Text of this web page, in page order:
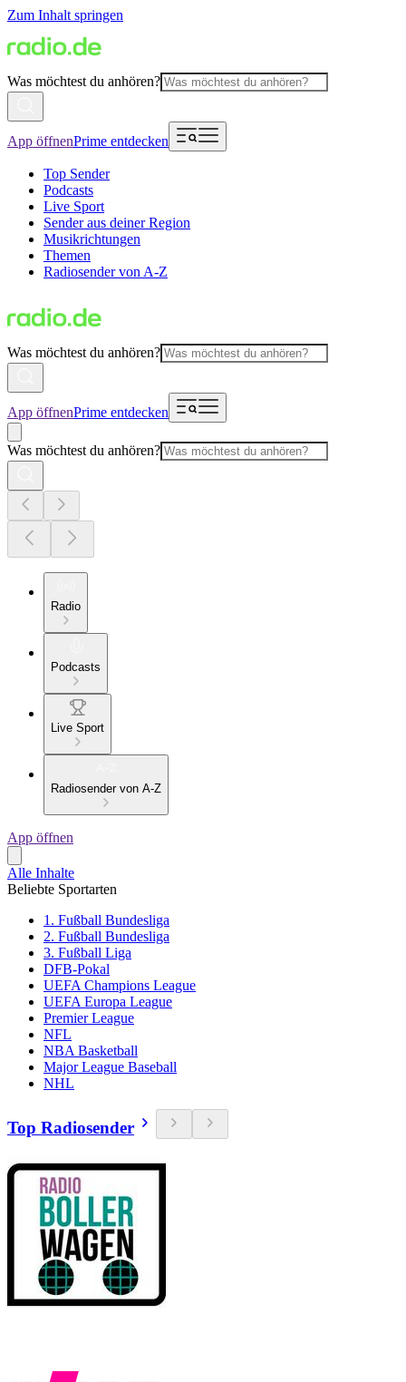
Zum Inhalt springen
Was möchtest du anhören?
App öffnenPrime entdecken
Top Sender
Podcasts
Live Sport
Sender aus deiner Region
Musikrichtungen
Themen
Radiosender von A-Z
Was möchtest du anhören?
App öffnenPrime entdecken
Was möchtest du anhören?
Radio
Podcasts
Live Sport
Radiosender von A-Z
App öffnen
Alle Inhalte
Beliebte Sportarten
1. Fußball Bundesliga
2. Fußball Bundesliga
3. Fußball Liga
DFB-Pokal
UEFA Champions League
UEFA Europa League
Premier League
NFL
NBA Basketball
Major League Baseball
NHL
Top Radiosender